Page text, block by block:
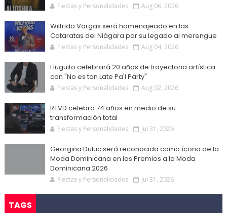
Fiestas y Personalidades Aug 06, 2026
Wilfrido Vargas será homenajeado en las
Cataratas del Niágara por su legado al merengue
Fiestas y Personalidades Aug 04, 2026
Huguito celebrará 20 años de trayectoria artística
con "No es tan Late Pa'l Party"
Fiestas y Personalidades Aug 02, 2026
RTVD celebra 74 años en medio de su
transformación total
Fiestas y Personalidades Jul 31, 2026
Georgina Duluc será reconocida como ícono de la
Moda Dominicana en los Premios a la Moda
Dominicana 2026
Fiestas y Personalidades Jul 31, 2026
TAGS